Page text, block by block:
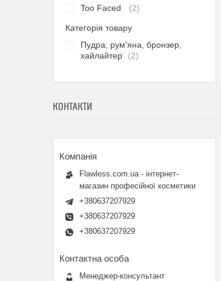
Too Faced
2
Категорія товару
Пудра, рум'яна, бронзер,
хайлайтер
2
КОНТАКТИ
Flawless.com.ua - інтернет-
магазин професійної косметики
+380637207929
+380637207929
+380637207929
Менеджер-консультант